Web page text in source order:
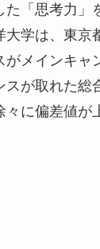
た「思考力」
大学は、東京
がメインキャ
スが取れた総
々に偏差値が